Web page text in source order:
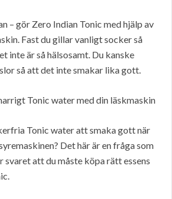
– gör Zero Indian Tonic med hjälp av
Fast du gillar vanligt socker så
inte är så hälsosamt. Du kanske
så att det inte smakar lika gott.
Tonic water med din läskmaskin
Tonic water att smaka gott när
Det här är en fråga som
svaret att du måste köpa rätt essens